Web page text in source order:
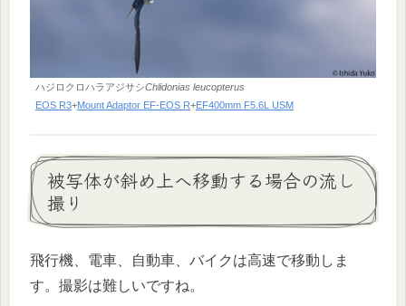
ハジロクロハラアジサシChlidonias leucopterus
EOS R3+Mount Adaptor EF-EOS R+EF400mm F5.6L USM
被写体が斜め上へ移動する場合の流し
撮り
飛行機、電車、自動車、バイクは高速で移動しま
す。撮影は難しいですね。